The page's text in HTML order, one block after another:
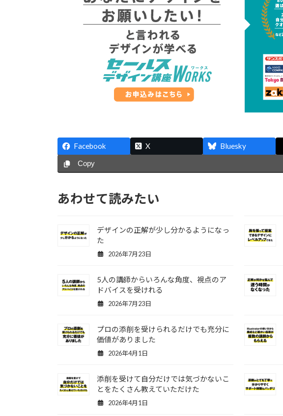
Facebook X Bluesky
Copy
あわせて読みたい
デザインの正解が少し分かるようになっ
た
2026年7月23日
5人の講師からいろんな角度、視点のア
ドバイスを受けれる
2026年7月23日
プロの添削を受けられるだけでも充分に
価値がありました
2026年4月1日
添削を受けて自分だけでは気づかないこ
とをたくさん教えていただけた
2026年4月1日